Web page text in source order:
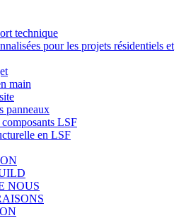
technique
pour les projets résidentiels et
main
panneaux
LSF
en LSF
NOUS